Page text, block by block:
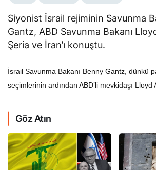
Siyonist İsrail rejiminin Savunma
Gantz, ABD Savunma Bakanı
Şeria ve İran’ı konuştu.
İsrail Savunma Bakanı Benny Gantz, dünkü
seçimlerinin ardından ABD’li mevkidaşı Lloyd
Göz Atın